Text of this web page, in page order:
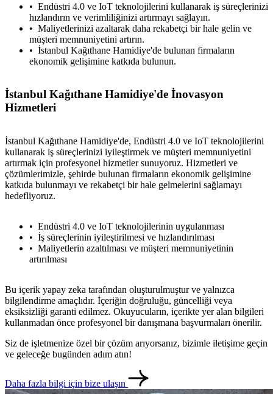
Endüstri 4.0 ve IoT teknolojilerini kullanarak iş süreçlerinizi
hızlandırın ve verimliliğinizi artırmayı sağlayın.
Maliyetlerinizi azaltarak daha rekabetçi bir hale gelin ve
müşteri memnuniyetini artırın.
İstanbul Kağıthane Hamidiye'de bulunan firmaların
ekonomik gelişimine katkıda bulunun.
İstanbul Kağıthane Hamidiye'de İnovasyon
Hizmetleri
İstanbul Kağıthane Hamidiye'de, Endüstri 4.0 ve IoT teknolojilerini
kullanarak iş süreçlerinizi iyileştirmek ve müşteri memnuniyetini
artırmak için profesyonel hizmetler sunuyoruz. Hizmetleri ve
çözümlerimizle, şehirde bulunan firmaların ekonomik gelişimine
katkıda bulunmayı ve rekabetçi bir hale gelmelerini sağlamayı
hedefliyoruz.
Endüstri 4.0 ve IoT teknolojilerinin uygulanması
İş süreçlerinin iyileştirilmesi ve hızlandırılması
Maliyetlerin azaltılması ve müşteri memnuniyetinin
artırılması
Bu içerik yapay zeka tarafından oluşturulmuştur ve yalnızca
bilgilendirme amaçlıdır. İçeriğin doğruluğu, güncelliği veya
eksiksizliği garanti edilmez. Okuyucuların, içerikte yer alan bilgileri
kullanmadan önce profesyonel bir danışmana başvurmaları önerilir.
Siz de işletmenize özel bir çözüm arıyorsanız, bizimle iletişime geçin
ve geleceğe bugünden adım atın!
Daha fazla bilgi için bize ulaşın